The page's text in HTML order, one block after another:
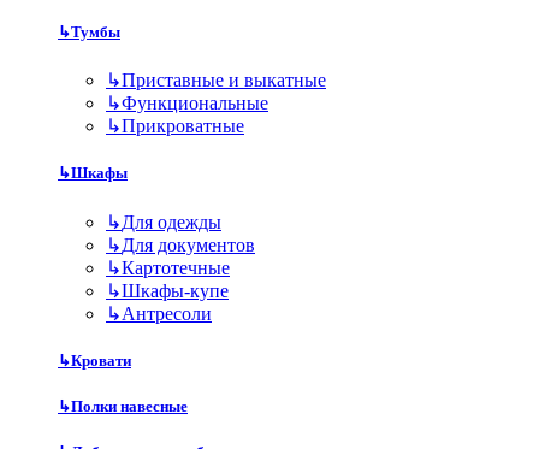
↳Тумбы
↳Приставные и выкатные
↳Функциональные
↳Прикроватные
↳Шкафы
↳Для одежды
↳Для документов
↳Картотечные
↳Шкафы-купе
↳Антресоли
↳Кровати
↳Полки навесные